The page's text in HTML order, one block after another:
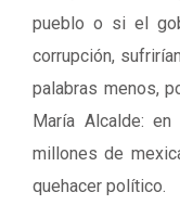
pueblo o si el
corrupción,
palabras menos,
María Alcalde:
millones de
quehacer político.